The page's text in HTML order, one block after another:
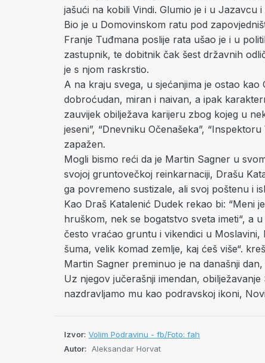
jašući na kobili Vindi. Glumio je i u Jazavcu i
Bio je u Domovinskom ratu pod
Franje Tuđmana poslije rata ušao je i u
zastupnik, te dobitnik čak šest državnih
je s njom raskrstio.
A na kraju svega, u sjećanjima je ostao
dobroćudan, miran i naivan, a ipak
zauvijek obilježava karijeru zbog kojeg u
jeseni”, “Dnevniku Očenašeka”,
zapažen.
Mogli bismo reći da je Martin Sagner u
svojoj gruntovečkoj reinkarnaciji, Drašu
ga povremeno sustizale, ali svoj poštenu i
Kao Draš Katalenić Dudek rekao bi: “Meni
hruškom, nek se bogatstvo sveta imeti“, a
često vraćao gruntu i vikendici u Moslavini,
šuma, velik komad zemlje, kaj ćeš više“.
Martin Sagner preminuo je na današnji
Uz njegov jučerašnji imendan,
nazdravljamo mu kao podravskoj ikoni,
Izvor: Volim Podravinu - fb/Foto: fah
Autor:
Aleksandar Horvat